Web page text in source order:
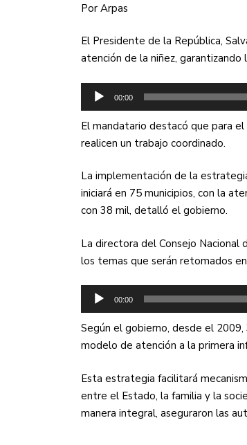
Por Arpas
El Presidente de la República,
atención de la niñez,
Reproductor
00:00
El mandatario destacó que para
realicen un trabajo coordinado.
La implementación de la
iniciará en 75 municipios, con la
con 38 mil, detalló el gobierno.
La directora del Consejo Nacional
los temas que serán retomados
Reproductor
audio
00:00
Según el gobierno, desde el
modelo de atención a la primera
Esta estrategia facilitará
entre el Estado, la familia y la
manera integral, aseguraron las